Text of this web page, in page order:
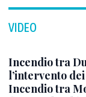
VIDEO
Incendio tra
l’intervento
Incendio tra